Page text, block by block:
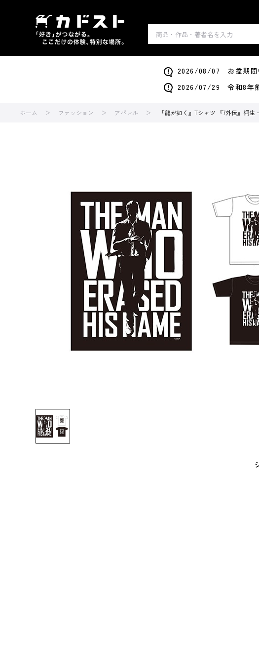
2026/08/07 お盆期間
2026/07/29 令和8年熊
ホーム ファッション アパレル 『龍が如く』Tシャツ 『7外伝』桐生